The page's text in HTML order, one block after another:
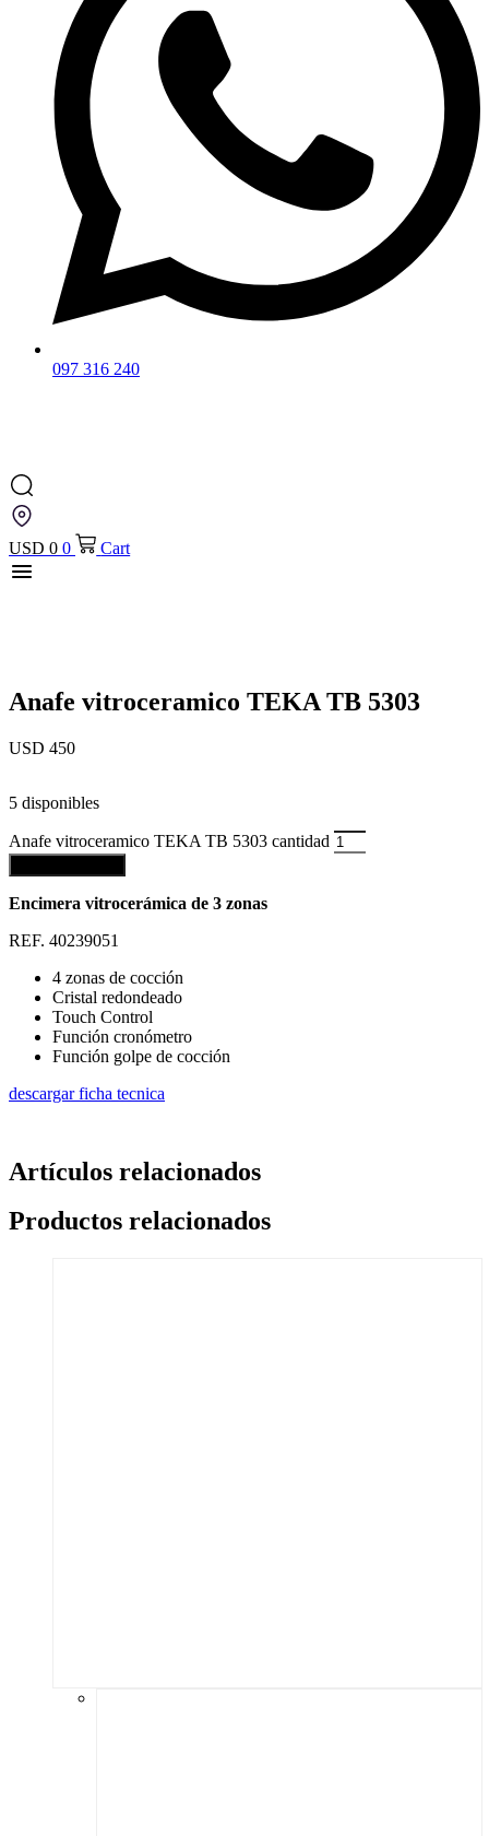
097 316 240
USD 0 0 Cart
Anafe vitroceramico TEKA TB 5303
USD 450
5 disponibles
Anafe vitroceramico TEKA TB 5303 cantidad
Encimera vitrocerámica de 3 zonas
REF. 40239051
4 zonas de cocción
Cristal redondeado
Touch Control
Función cronómetro
Función golpe de cocción
descargar ficha tecnica
Artículos relacionados
Productos relacionados